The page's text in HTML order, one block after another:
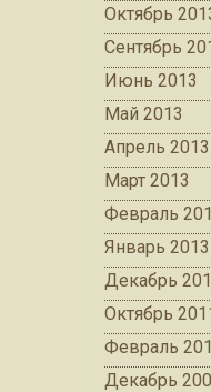
Октябрь
Сентябрь
Июнь 2013
Май 2013
Апрель 2013
Март 2013
Февраль
Январь 2013
Декабрь
Октябрь
Февраль
Декабрь